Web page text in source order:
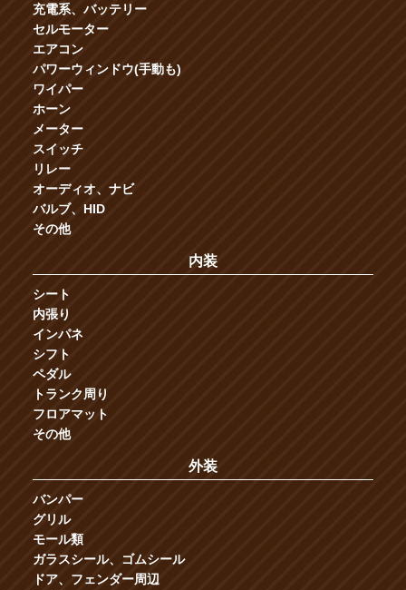
充電系、バッテリー
セルモーター
エアコン
パワーウィンドウ(手動も)
ワイパー
ホーン
メーター
スイッチ
リレー
オーディオ、ナビ
バルブ、HID
その他
内装
シート
内張り
インパネ
シフト
ペダル
トランク周り
フロアマット
その他
外装
バンパー
グリル
モール類
ガラスシール、ゴムシール
ドア、フェンダー周辺